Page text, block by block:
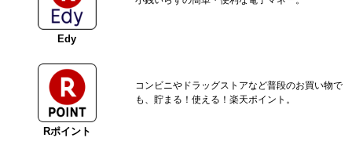
Edy
Rポイント
コンビニやドラッグストアなど普段のお買い物で
も、貯まる！使える！楽天ポイント。